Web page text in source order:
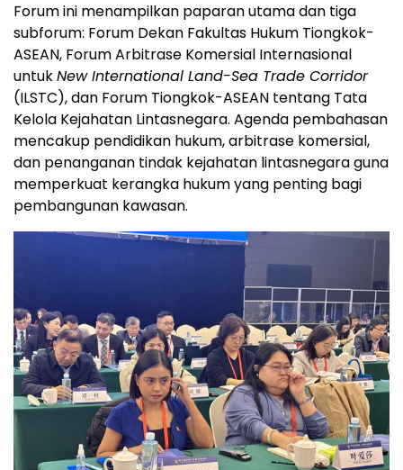
Forum ini menampilkan paparan utama dan tiga
subforum: Forum Dekan Fakultas Hukum Tiongkok-
ASEAN, Forum Arbitrase Komersial Internasional
untukNew International Land-Sea Trade Corridor
(ILSTC), dan Forum Tiongkok-ASEAN tentang Tata
Kelola Kejahatan Lintasnegara. Agenda pembahasan
mencakup pendidikan hukum, arbitrase komersial,
dan penanganan tindak kejahatan lintasnegara guna
memperkuat kerangka hukum yang penting bagi
pembangunan kawasan.